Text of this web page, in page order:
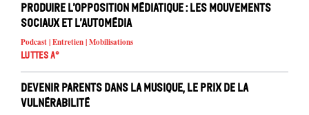
Produire l’opposition médiatique : les mouvements
sociaux et l’automédia
Podcast | Entretien | Mobilisations
Luttes A°
Devenir parents dans la musique, le prix de la
vulnérabilité